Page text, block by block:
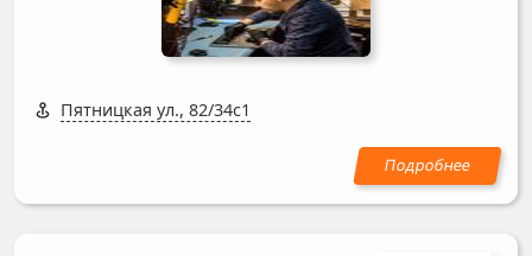
Пятницкая ул., 82/34с1